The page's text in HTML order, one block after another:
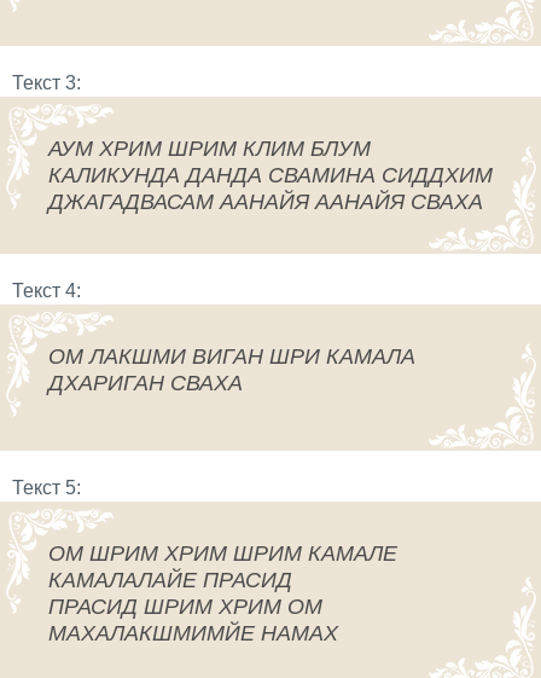
Текст 3:
АУМ ХРИМ ШРИМ КЛИМ БЛУМ
КАЛИКУНДА ДАНДА СВАМИНА СИДДХИМ
ДЖАГАДВАСАМ ААНАЙЯ ААНАЙЯ СВАХА
Текст 4:
ОМ ЛАКШМИ ВИГАН ШРИ КАМАЛА
ДХАРИГАН СВАХА
Текст 5:
ОМ ШРИМ ХРИМ ШРИМ КАМАЛЕ
КАМАЛАЛАЙЕ ПРАСИД
ПРАСИД ШРИМ ХРИМ ОМ
МАХАЛАКШМИМЙЕ НАМАХ